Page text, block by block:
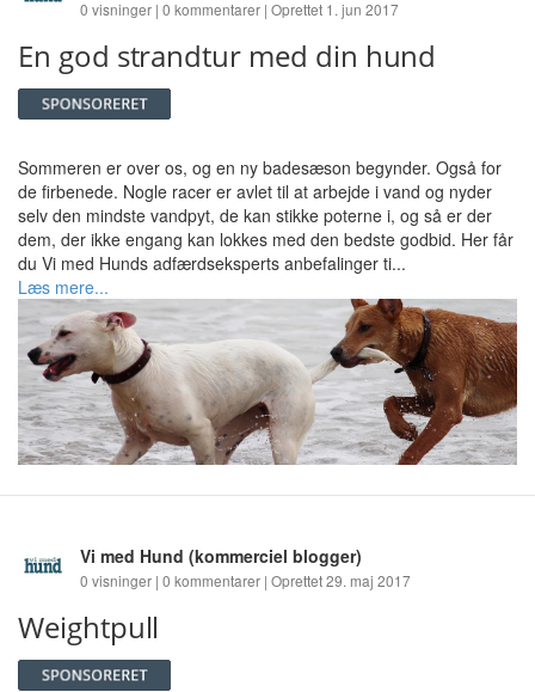
0 visninger | 0 kommentarer | Oprettet 1. jun 2017
En god strandtur med din hund
Sommeren er over os, og en ny badesæson begynder. Også for
de firbenede. Nogle racer er avlet til at arbejde i vand og nyder
selv den mindste vandpyt, de kan stikke poterne i, og så er der
dem, der ikke engang kan lokkes med den bedste godbid. Her får
du Vi med Hunds adfærdseksperts anbefalinger ti...
Læs mere...
Vi med Hund (kommerciel blogger)
0 visninger | 0 kommentarer | Oprettet 29. maj 2017
Weightpull